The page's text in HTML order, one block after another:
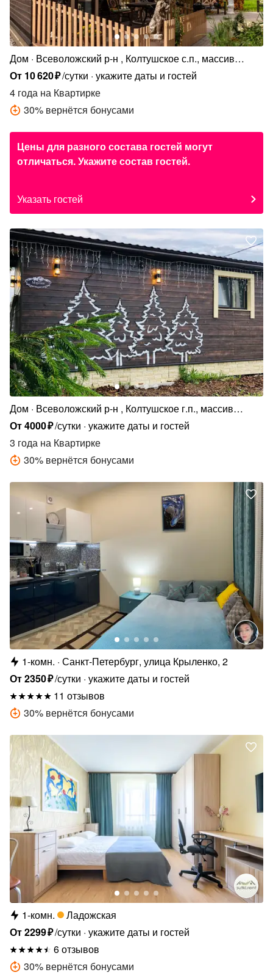
Дом
Всеволожский р-н , Колтушское с.п., массив
Крестьянские Покосы, Хвойная ул., 510
От 10620₽/сутки укажите даты и гостей
4 года на Квартирке
30% вернётся бонусами
Цены для разного состава гостей могут
отличаться. Укажите состав гостей.
Указать гостей
Дом
Всеволожский р-н , Колтушское г.п., массив
Крестьянские Покосы, Хвойная ул., 510
От4000₽/сутки укажите даты и гостей
3 года на Квартирке
30% вернётся бонусами
1-комн. Санкт-Петербург, улица Крыленко, 2
От2350₽/сутки укажите даты и гостей
11 отзывов
30% вернётся бонусами
1-комн.
Ладожская
От2299₽/сутки укажите даты и гостей
6 отзывов
30% вернётся бонусами